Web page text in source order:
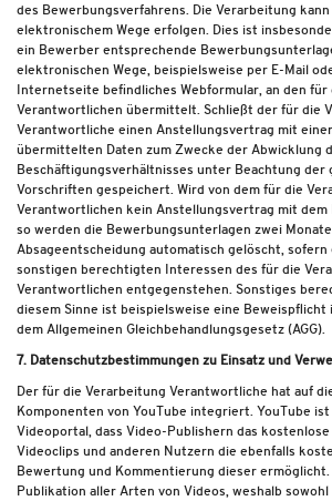
des Bewerbungsverfahrens. Die Verarbeitung kann
elektronischem Wege erfolgen. Dies ist
ein Bewerber entsprechende
elektronischen Wege, beispielsweise per E-Mail
Internetseite befindliches Webformular, an den für
Verantwortlichen übermittelt. Schließt der für die
Verantwortliche einen Anstellungsvertrag mit
übermittelten Daten zum Zwecke der Abwicklung
Beschäftigungsverhältnisses unter Beachtung der
Vorschriften gespeichert. Wird von dem für die
Verantwortlichen kein Anstellungsvertrag mit dem
so werden die Bewerbungsunterlagen zwei
Absageentscheidung automatisch gelöscht,
sonstigen berechtigten Interessen des für die
Verantwortlichen entgegenstehen. Sonstiges
diesem Sinne ist beispielsweise eine Beweispflicht
dem Allgemeinen Gleichbehandlungsgesetz (AGG).
7. Datenschutzbestimmungen zu Einsatz und
Der für die Verarbeitung Verantwortliche hat auf
Komponenten von YouTube integriert. YouTube
Videoportal, dass Video-Publishern das
Videoclips und anderen Nutzern die ebenfalls
Bewertung und Kommentierung dieser
Publikation aller Arten von Videos, weshalb